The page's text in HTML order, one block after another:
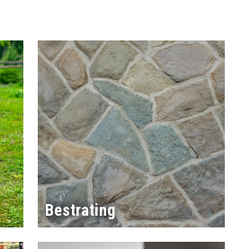
Bestrating